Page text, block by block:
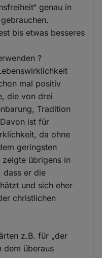
genau in
bis etwas besseres
?
mal positiv
die von drei
Tradition
ist für
da ohne
geringsten
übrigens in
dass er die
und sich eher
christlichen
z.B. für „der
dem überaus